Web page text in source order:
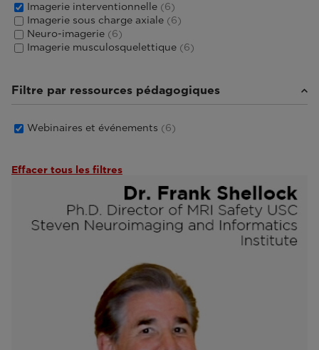
Imagerie interventionnelle (6)
Imagerie sous charge axiale (6)
Neuro-imagerie (6)
Imagerie musculosquelettique (6)
Filtre par ressources pédagogiques
Webinaires et événements (6)
Effacer tous les filtres